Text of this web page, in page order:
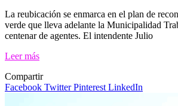
La reubicación se enmarca en el plan de
verde que lleva adelante la Municipalidad
centenar de agentes. El intendente Julio
Leer más
Compartir
Facebook TwitterPinterest LinkedIn